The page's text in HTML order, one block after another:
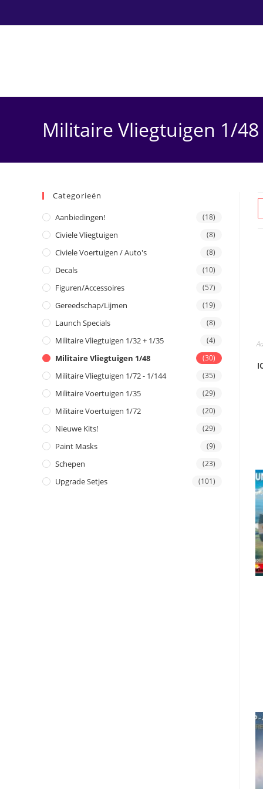
Militaire Vliegtuigen 1/48
Categorieën
Aanbiedingen! (18)
Civiele Vliegtuigen (8)
Civiele Voertuigen / Auto's (8)
Decals (10)
Figuren/Accessoires (57)
Gereedschap/Lijmen (19)
Launch Specials (8)
Militaire Vliegtuigen 1/32 + 1/35 (4)
Militaire Vliegtuigen 1/48 (30)
Militaire Vliegtuigen 1/72 - 1/144 (35)
Militaire Voertuigen 1/35 (29)
Militaire Voertuigen 1/72 (20)
Nieuwe Kits! (29)
Paint Masks (9)
Schepen (23)
Upgrade Setjes (101)